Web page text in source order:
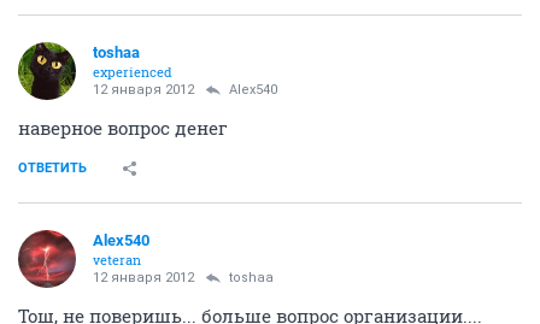
toshaa
experienced
12 января 2012 Alex540
наверное вопрос денег
ОТВЕТИТЬ
Alex540
veteran
12 января 2012 toshaa
Тош, не поверишь... больше вопрос организации....